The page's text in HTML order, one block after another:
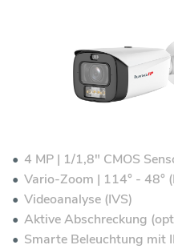
4 MP | 1/1,8" CMOS
Vario-Zoom | 114° - 48°
Videoanalyse (IVS)
Aktive Abschreckung
Smarte Beleuchtung mit